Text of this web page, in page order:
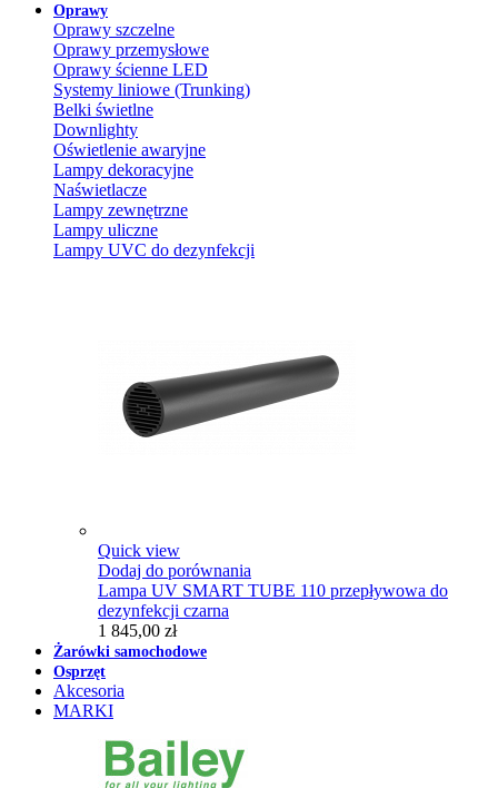
Oprawy
Oprawy szczelne
Oprawy przemysłowe
Oprawy ścienne LED
Systemy liniowe (Trunking)
Belki świetlne
Downlighty
Oświetlenie awaryjne
Lampy dekoracyjne
Naświetlacze
Lampy zewnętrzne
Lampy uliczne
Lampy UVC do dezynfekcji
Quick view
Dodaj do porównania
Lampa UV SMART TUBE 110 przepływowa do
dezynfekcji czarna
1 845,00 zł
Żarówki samochodowe
Osprzęt
Akcesoria
MARKI